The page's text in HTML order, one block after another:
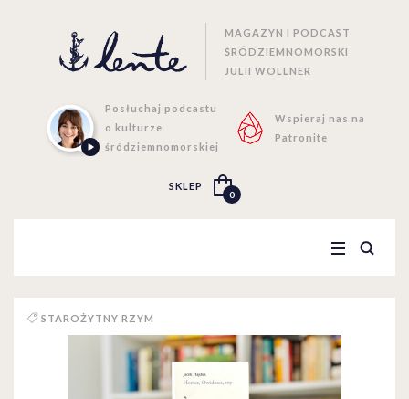
MAGAZYN I PODCAST
ŚRÓDZIEMNOMORSKI
JULII WOLLNER
Posłuchaj podcastu
o kulturze
śródziemnomorskiej
Wspieraj nas na
Patronite
SKLEP
0
STAROŻYTNY RZYM